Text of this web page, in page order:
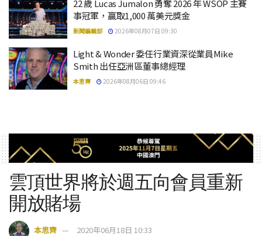
22 歲 Lucas Jumalon 勇奪 2026 年 WSOP 主賽
事冠軍，贏取1,000 萬美元獎金
新聞編輯部 2026年08月07日 09:30
Light & Wonder 委任行業資深從業員Mike
Smith 出任亞洲區董事總經理
本思齊 2026年08月06日 09:46
雲頂世界將於週五向會員重新
開放賭場
本思齊 2020年06月18日 10:33